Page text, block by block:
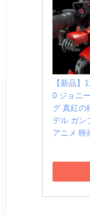
【新品】
0 ジョニ
グ 真紅の
デル ガン
アニメ 映